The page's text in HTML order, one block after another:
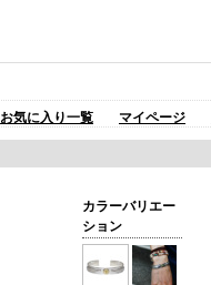
お気に入り一覧
マイページ
カラーバリエー
ション